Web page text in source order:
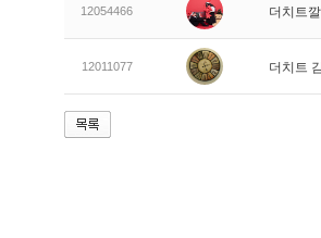
12054466 더치트
12011077 더치트